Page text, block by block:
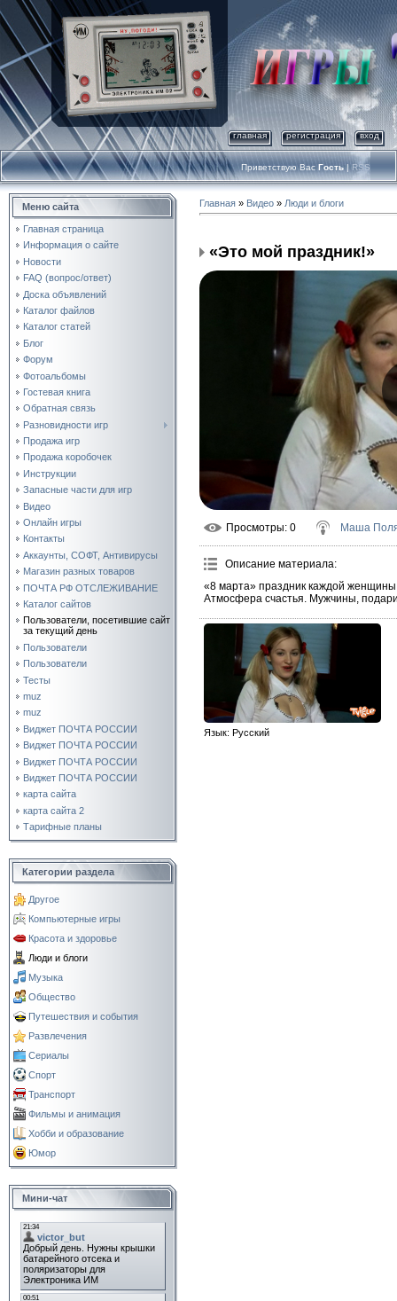
главная регистрация вход
Приветствую Вас Гость | RSS
Меню сайта
Главная страница
Информация о сайте
Новости
FAQ (вопрос/ответ)
Доска объявлений
Каталог файлов
Каталог статей
Блог
Форум
Фотоальбомы
Гостевая книга
Обратная связь
Разновидности игр
Продажа игр
Продажа коробочек
Инструкции
Запасные части для игр
Видео
Онлайн игры
Контакты
Аккаунты, СОФТ, Антивирусы
Магазин разных товаров
ПОЧТА РФ ОТСЛЕЖИВАНИЕ
Каталог сайтов
Пользователи, посетившие сайт
за текущий день
Пользователи
Пользователи
Тесты
muz
muz
Виджет ПОЧТА РОССИИ
Виджет ПОЧТА РОССИИ
Виджет ПОЧТА РОССИИ
Виджет ПОЧТА РОССИИ
карта сайта
карта сайта 2
Тарифные планы
Категории раздела
Другое
Компьютерные игры
Красота и здоровье
Люди и блоги
Музыка
Общество
Путешествия и события
Развлечения
Сериалы
Спорт
Транспорт
Фильмы и анимация
Хобби и образование
Юмор
Мини-чат
Главная » Видео » Люди и блоги
«Это мой праздник!»
Просмотры: 0 Маша
Описание материала:
«8 марта» праздник каждой
Атмосфера счастья. Мужчины,
Язык: Русский